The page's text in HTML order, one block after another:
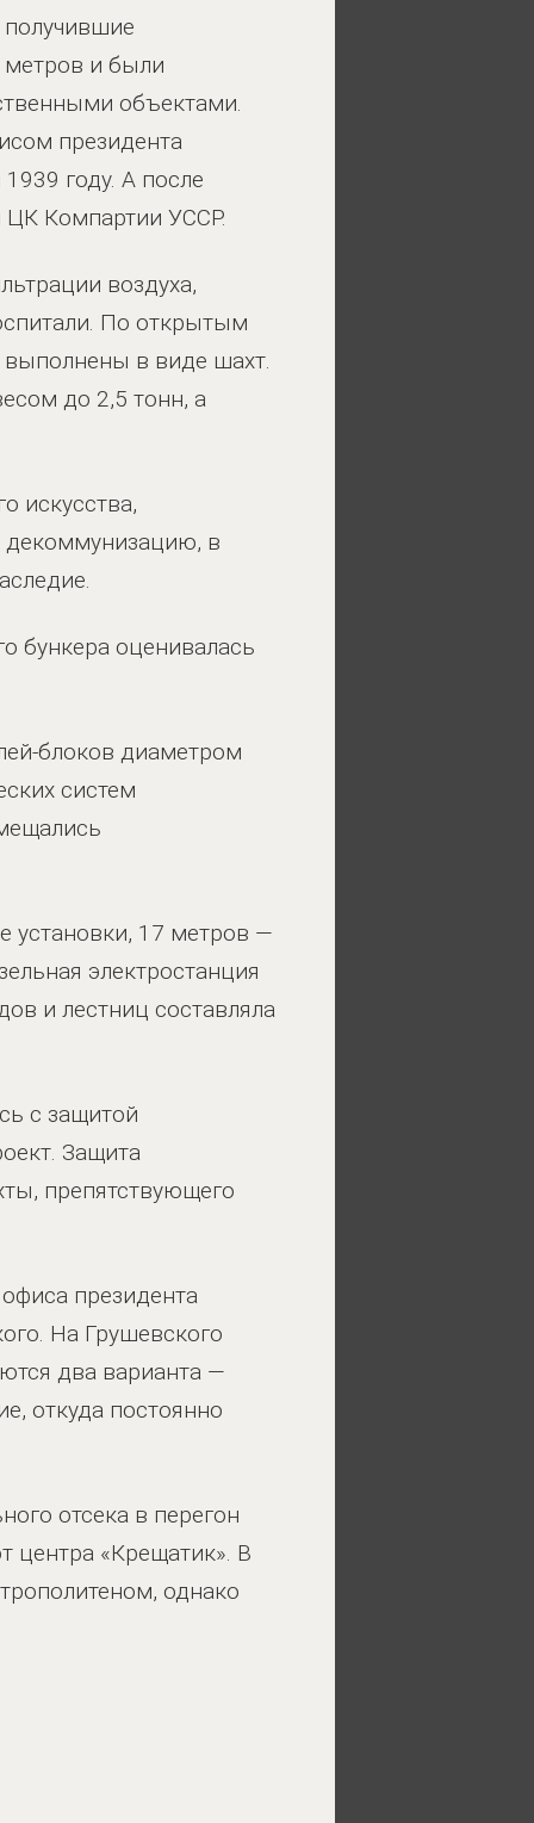
метров и были
объектами.
президента
году. А после
ЦК Компартии УССР.
воздуха,
По открытым
выполнены в виде шахт.
до 2,5 тонн, а
искусства,
декоммунизацию, в
бункера оценивалась
блоков диаметром
систем
установки, 17 метров —
электростанция
и лестниц составляла
с защитой
Защита
препятствующего
президента
На Грушевского
два варианта —
откуда постоянно
отсека в перегон
центра «Крещатик». В
однако